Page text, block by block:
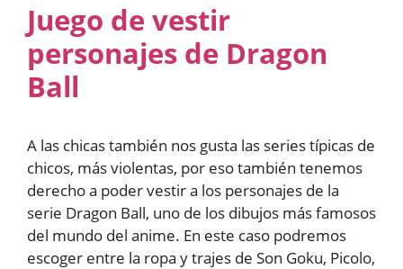
Juego de vestir
personajes de Dragon
Ball
A las chicas también nos gusta las series típicas de
chicos, más violentas, por eso también tenemos
derecho a poder vestir a los personajes de la
serie Dragon Ball, uno de los dibujos más famosos
del mundo del anime. En este caso podremos
escoger entre la ropa y trajes de Son Goku, Picolo,